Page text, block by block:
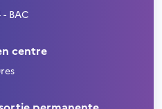
BAC
centre